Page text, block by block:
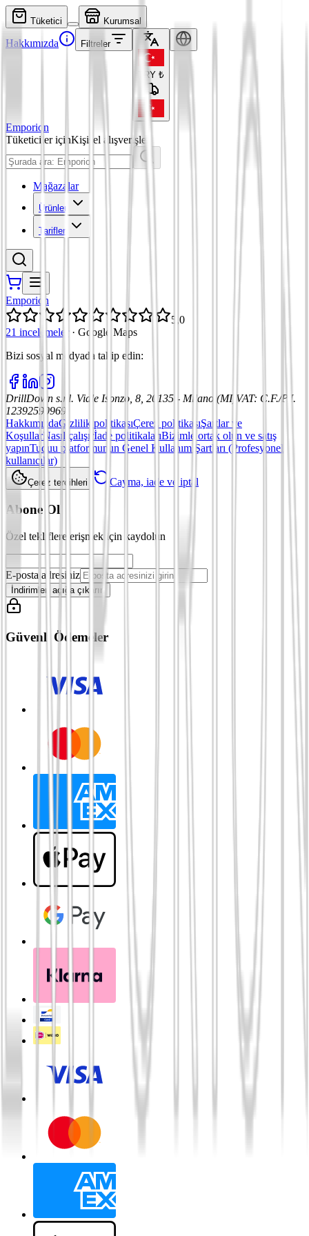
Tüketici Kurumsal
Hakkımızda Filtreler
TRY ₺
Emporion
Tüketiciler içinKişisel alışverişler
Mağazalar
Ürünler
Tarifler
Emporion
5,0
21 incelemeler
· Google Maps
Bizi sosyal medyada takip edin:
DrillDown s.r.l. Viale Isonzo, 8, 20135 - Milano (MI) VAT: C.F./P.I.
12392590969
HakkımızdaGizlilik politikasıÇerez politikasıŞartlar ve
KoşullarNasıl çalışırİade politikalarıBizimle ortak olun ve satış
yapınTuduu platformunun Genel Kullanım Şartları (Profesyonel
kullanıcılar)
Çerez tercihleri Cayma, iade ve iptal
Abone Ol
Özel tekliflere erişmek için kaydolun
E-posta adresiniz
İndirimleri açığa çıkarın
Güvenli Ödemeler